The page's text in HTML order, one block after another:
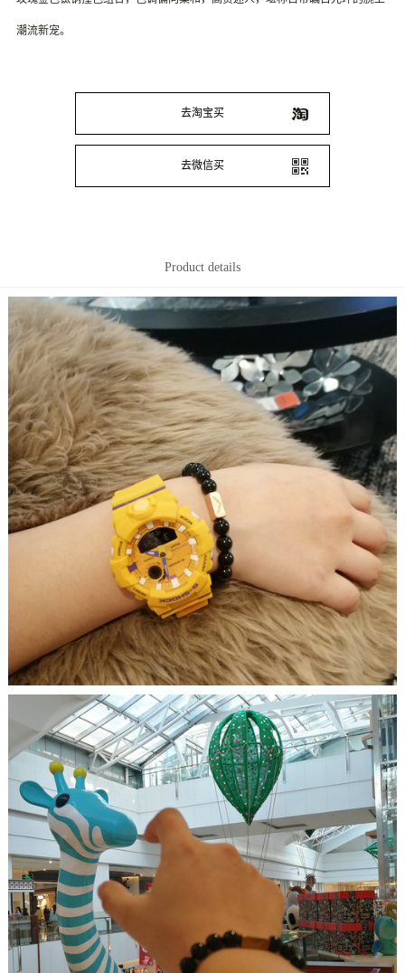
潮流新宠。
去淘宝买
去微信买
Product details